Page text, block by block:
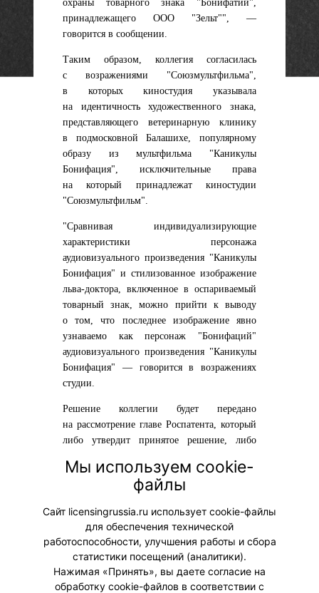
охраны товарного знака "Бонифатий",
принадлежащего ООО "Зельт"", —
говорится в сообщении.
Таким образом, коллегия согласилась
с возражениями "Союзмультфильма",
в которых киностудия указывала
на идентичность художественного знака,
представляющего ветеринарную клинику
в подмосковной Балашихе, популярному
образу из мультфильма "Каникулы
Бонифация", исключительные права
на который принадлежат киностудии
"Союзмультфильм".
"Сравнивая индивидуализирующие
характеристики персонажа
аудиовизуального произведения "Каникулы
Бонифация" и стилизованное изображение
льва-доктора, включенное в оспариваемый
товарный знак, можно прийти к выводу
о том, что последнее изображение явно
узнаваемо как персонаж "Бонифаций"
аудиовизуального произведения "Каникулы
Бонифация" — говорится в возражениях
студии.
Решение коллегии будет передано
на рассмотрение главе Роспатента, который
либо утвердит принятое решение, либо
Сообщает сайт
Мой мир
Вконтакте
Одноклассники
Мы используем cookie-
файлы
Сайт licensingrussia.ru использует cookie-файлы
для обеспечения технической
работоспособности, улучшения работы и сбора
статистики посещений (аналитики).
Нажимая «Принять», вы даете согласие на
обработку cookie-файлов в соответствии с